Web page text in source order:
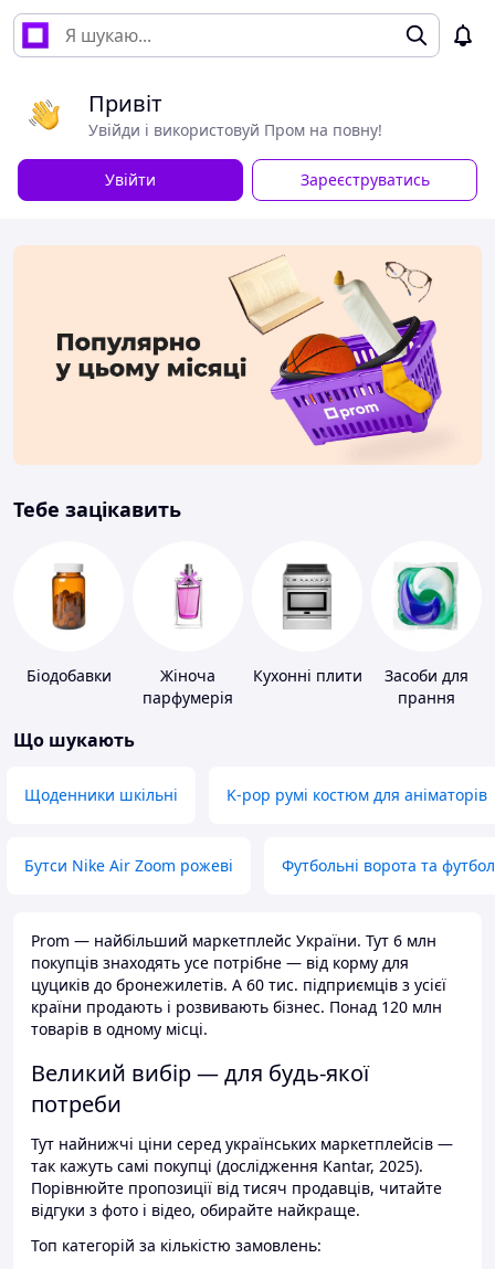
Привіт
Увійди і використовуй Пром на повну!
Увійти Зареєструватись
Тебе зацікавить
Біодобавки
Жіноча
парфумерія
Кухонні плити
Засоби для
прання
Що шукають
Щоденники шкільні K-pop румі костюм для аніматорів
Бутси Nike Air Zoom рожеві Футбольні ворота та
Prom — найбільший маркетплейс України. Тут 6 млн
покупців знаходять усе потрібне — від корму для
цуциків до бронежилетів. А 60 тис. підприємців з усієї
країни продають і розвивають бізнес. Понад 120 млн
товарів в одному місці.
Великий вибір — для будь-якої
потреби
Тут найнижчі ціни серед українських маркетплейсів —
так кажуть самі покупці (дослідження Kantar, 2025).
Порівнюйте пропозиції від тисяч продавців, читайте
відгуки з фото і відео, обирайте найкраще.
Топ категорій за кількістю замовлень: